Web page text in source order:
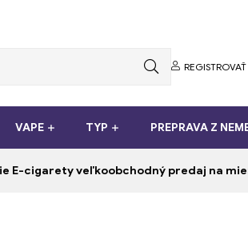
REGISTROVAŤ
VAPE TYP PREPRAVA Z
E-cigarety veľkoobchodný predaj na